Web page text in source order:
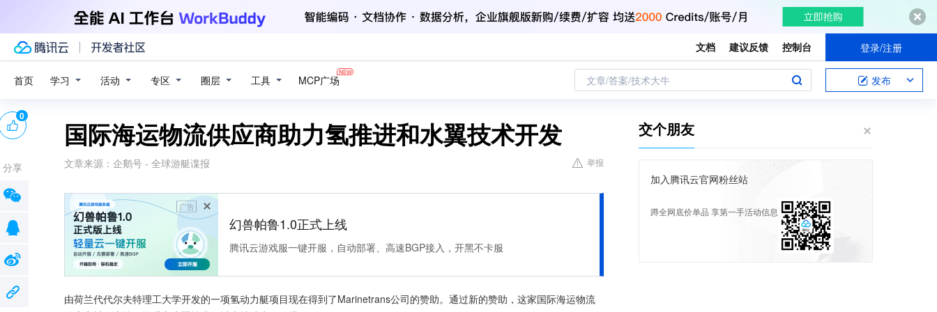
文档 建议反馈 控制台 登录/注册
首页 学习 活动 专区 圈层 工具 MCP广场 文章/答案/技术大牛 发布
国际海运物流供应商助力氢推进和水翼技术开发
文章来源： 企鹅号 - 全球游艇谍报 举报
广告
幻兽帕鲁1.0正式上线
腾讯云游戏服一键开服，自动部署、高速BGP接入，开黑不卡服
由荷兰代代尔夫特理工大学开发的一项氢动力艇项目现在得到了Marinetrans公司的赞助。通过新的赞助，这家国际海运物流
0
分享
交个朋友
加入腾讯云官网粉丝站
蹲全网底价单品 享第一手活动信息